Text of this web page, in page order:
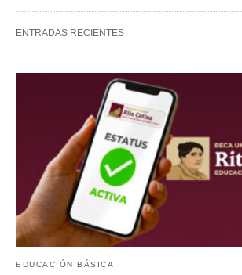
Rodrigo Canul
Director del medio de comunicación
Bienestar. Si quieres contactarme
historia puedes hacerlo a
rodrigo@informantesdebienestar.com
ETIQUETAS:
beca beca benito juarez
fecha de pago
pago